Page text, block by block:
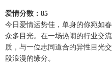
爱情分数：85
今日爱情运势佳，单身的你宛如
众多目光。在一场热闹的行业交
质，与一位志同道合的异性目光
段浪漫的缘分。